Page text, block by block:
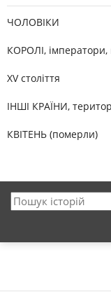
ЧОЛОВІКИ
КОРОЛІ,
XV століття
ІНШІ КРАЇНИ,
КВІТЕНЬ (померли)